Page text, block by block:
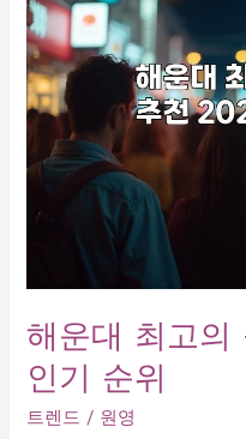
원
래
제
목
을
보
내
비
한
느
낌
의
해운대 최고
인기 순위
트렌드 / 원영